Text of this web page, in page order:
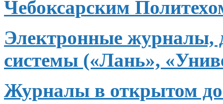
Чебоксарским
Электронные журналы,
системы («Лань»,
Журналы в открытом